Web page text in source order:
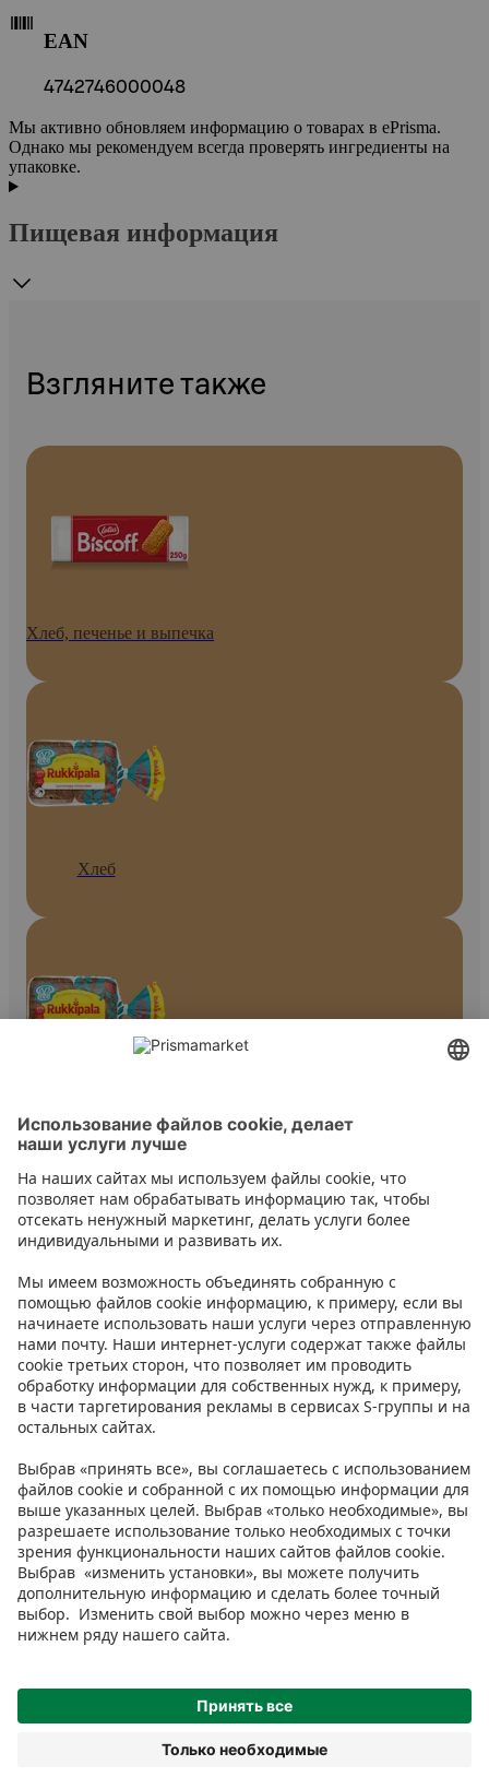
EAN
4742746000048
Мы активно обновляем информацию о товарах в ePrisma.
Однако мы рекомендуем всегда проверять ингредиенты на
упаковке.
Пищевая информация
Взгляните также
Хлеб, печенье и выпечка
Хлеб
Инструкции
Условия
Prisma Konto
Язык:ETENRU